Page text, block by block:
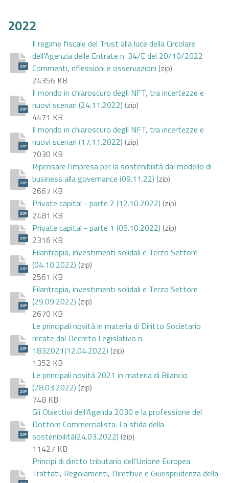
2022
ZIP
Il regime fiscale del Trust alla luce della Circolare
dell’Agenzia delle Entrate n. 34/E del 20/10/2022
Commenti, riflessioni e osservazioni (zip)
24356 KB
ZIP
Il mondo in chiaroscuro degli NFT, tra incertezze e
nuovi scenari (24.11.2022) (zip)
4471 KB
ZIP
Il mondo in chiaroscuro degli NFT, tra incertezze e
nuovi scenari (17.11.2022) (zip)
7030 KB
ZIP
Ripensare l'impresa per la sostenibilità dal modello di
business alla governance (09.11.22) (zip)
2667 KB
ZIP
Private capital - parte 2 (12.10.2022) (zip)
2481 KB
ZIP
Private capital - parte 1 (05.10.2022) (zip)
2316 KB
ZIP
Filantropia, investimenti solidali e Terzo Settore
(04.10.2022) (zip)
2561 KB
ZIP
Filantropia, investimenti solidali e Terzo Settore
(29.09.2022) (zip)
2670 KB
ZIP
Le principali novità in materia di Diritto Societario
recate dal Decreto Legislativo n.
1832021(12.04.2022) (zip)
1352 KB
ZIP
Le principali novità 2021 in materia di Bilancio
(28.03.2022) (zip)
748 KB
ZIP
Gli Obiettivi dell’Agenda 2030 e la professione del
Dottore Commercialista. La sfida della
sostenibilità(24.03.2022) (zip)
11427 KB
Principi di diritto tributario dell’Unione Europea.
Trattati, Regolamenti, Direttive e Giurisprudenza della